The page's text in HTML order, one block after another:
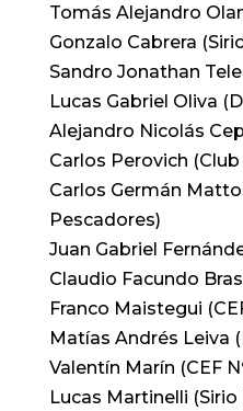
Tomás Alejandro
Gonzalo Cabrera
Sandro Jonathan
Lucas Gabriel Oliva
Alejandro Nicolás
Carlos Perovich
Carlos Germán
Pescadores)
Juan Gabriel
Claudio Facundo
Franco Maistegui
Matías Andrés Leiva
Valentín Marín (CEF
Lucas Martinelli (Sirio